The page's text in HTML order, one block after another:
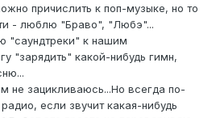
причислить к поп-музыке, но то
- люблю "Браво", "Любэ"...
"саундтреки" к нашим
"зарядить" какой-нибудь гимн,
не зацикливаюсь...Но всегда по-
если звучит какая-нибудь